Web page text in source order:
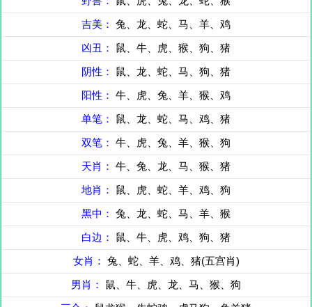
吉美： 兔、龙、蛇、马、羊、鸡
凶丑： 鼠、牛、虎、猴、狗、猪
阴性： 鼠、龙、蛇、马、狗、猪
阳性： 牛、虎、兔、羊、猴、鸡
单笔： 鼠、龙、蛇、马、鸡、猪
双笔： 牛、虎、兔、羊、猴、狗
天肖： 牛、兔、龙、马、猴、猪
地肖： 鼠、虎、蛇、羊、鸡、狗
黑中： 兔、龙、蛇、马、羊、猴
白边： 鼠、牛、虎、鸡、狗、猪
女肖： 兔、蛇、羊、鸡、猪(五宫肖)
男肖： 鼠、牛、虎、龙、马、猴、狗